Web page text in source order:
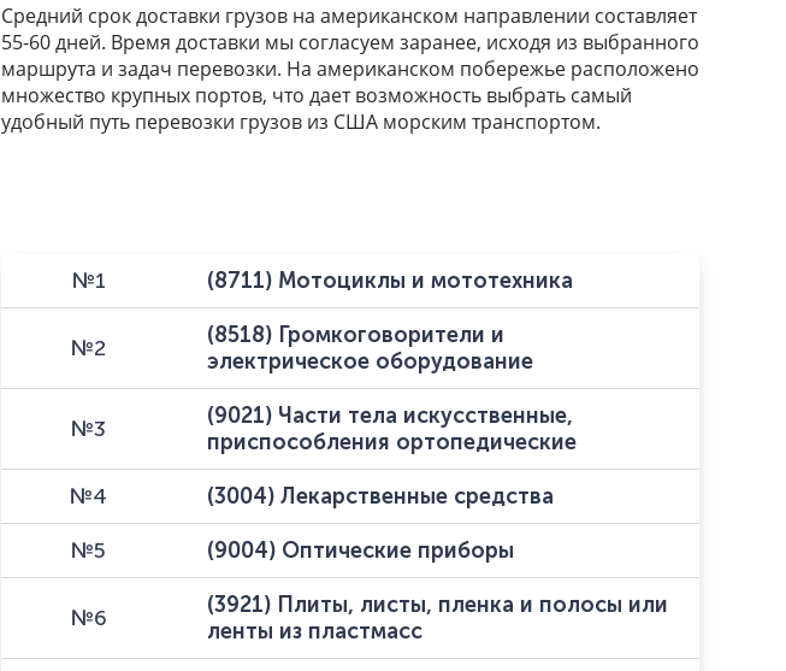
Средний срок доставки грузов на американском направлении составляет
55-60 дней. Время доставки мы согласуем заранее, исходя из выбранного
маршрута и задач перевозки. На американском побережье расположено
множество крупных портов, что дает возможность выбрать самый
удобный путь перевозки грузов из США морским транспортом.
№1 (8711) Мотоциклы и мототехника
№2
(8518) Громкоговорители и
электрическое оборудование
№3
(9021) Части тела искусственные,
приспособления ортопедические
№4 (3004) Лекарственные средства
№5 (9004) Оптические приборы
№6
(3921) Плиты, листы, пленка и полосы или
ленты из пластмасс